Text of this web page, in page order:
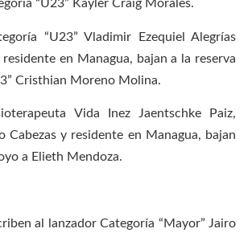
“U23” Kayler Craig Morales.
“U23” Vladimir Ezequiel Alegrías
en Managua, bajan a la reserva
Cristhian Moreno Molina.
Vida Inez Jaentschke Paiz,
Cabezas y residente en Managua, bajan
a Elieth Mendoza.
al lanzador Categoría “Mayor” Jairo